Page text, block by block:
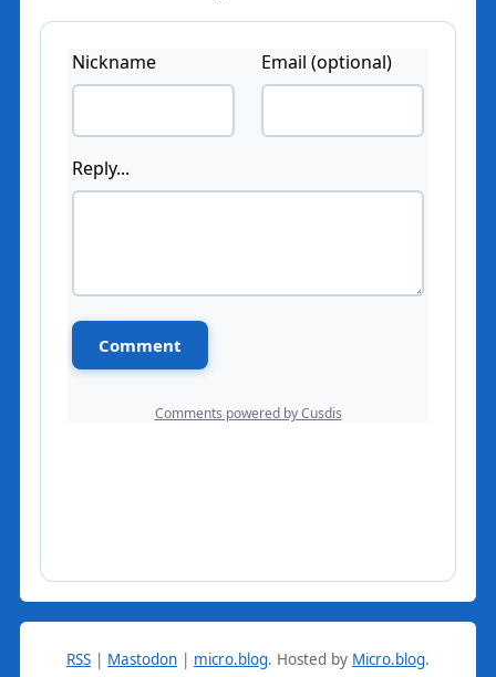
RSS | Mastodon | micro.blog. Hosted by Micro.blog.